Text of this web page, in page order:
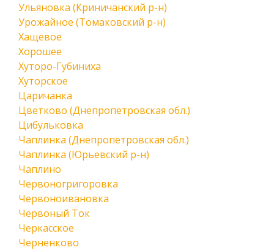
Ульяновка (Криничанский р-н)
Урожайное (Томаковский р-н)
Хащевое
Хорошее
Хуторо-Губиниха
Хуторское
Царичанка
Цветково (Днепропетровская обл.)
Цибульковка
Чаплинка (Днепропетровская обл.)
Чаплинка (Юрьевский р-н)
Чаплино
Червоногригоровка
Червоноивановка
Червоный Ток
Черкасское
Черненково